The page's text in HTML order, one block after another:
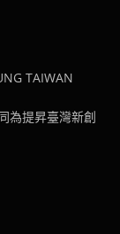
TAIWAN
為提昇臺灣新創